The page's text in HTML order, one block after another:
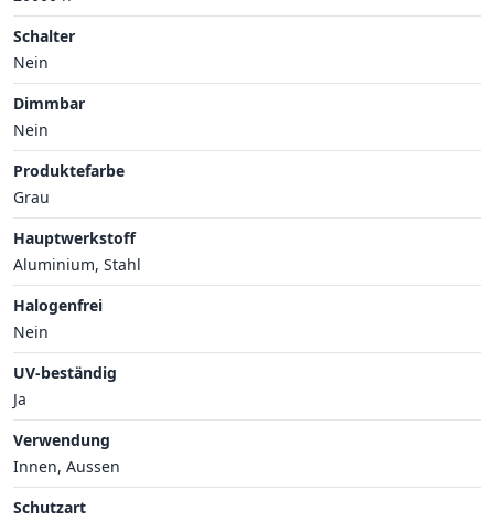
Schalter
Nein
Dimmbar
Nein
Produktefarbe
Grau
Hauptwerkstoff
Aluminium, Stahl
Halogenfrei
Nein
UV-beständig
Ja
Verwendung
Innen, Aussen
Schutzart